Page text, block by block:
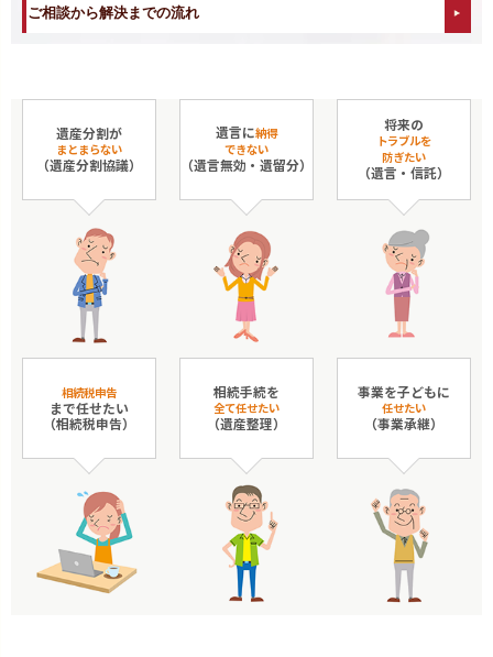
ご相談から解決までの流れ
遺産分割が
まとまらない
（遺産分割協議）
遺言に納得
できない
（遺言無効・遺留分）
将来の
トラブルを
防ぎたい
（遺言・信託）
相続税申告
まで任せたい
（相続税申告）
相続手続を
全て任せたい
（遺産整理）
事業を子どもに
任せたい
（事業承継）